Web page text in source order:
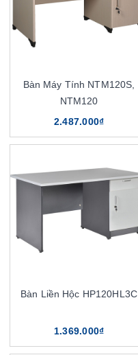
Bàn Máy Tính NTM120S,
NTM120
2.487.000₫
Bàn Liền Hộc HP120HL3C
1.369.000₫